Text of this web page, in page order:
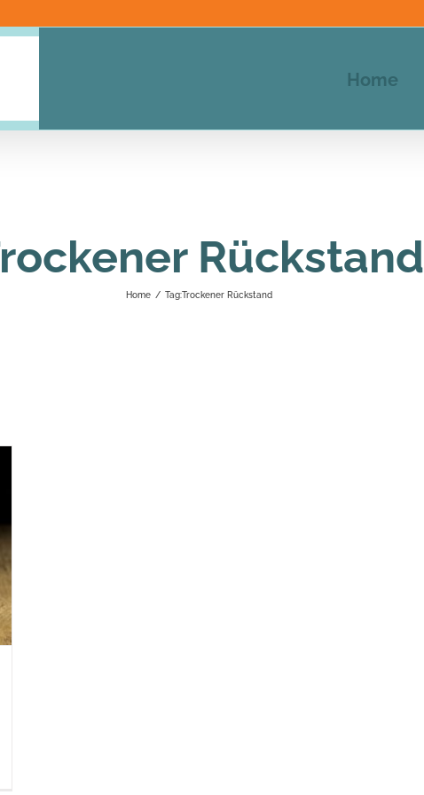
Home
Rückstand
Home / Tag:Trockener Rückstand